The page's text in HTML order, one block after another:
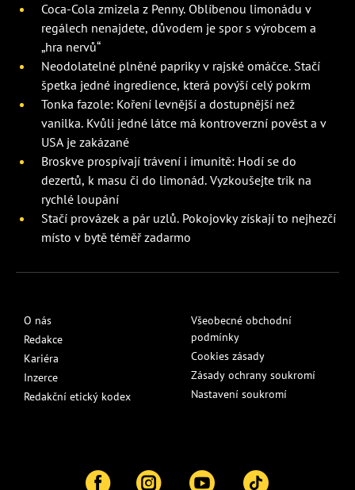
Coca-Cola zmizela z Penny. Oblíbenou limonádu v
regálech nenajdete, důvodem je spor s výrobcem a
„hra nervů“
Neodolatelné plněné papriky v rajské omáčce. Stačí
špetka jedné ingredience, která povýší celý pokrm
Tonka fazole: Koření levnější a dostupnější než
vanilka. Kvůli jedné látce má kontroverzní pověst a v
USA je zakázané
Broskve prospívají trávení i imunitě: Hodí se do
dezertů, k masu či do limonád. Vyzkoušejte trik na
rychlé loupání
Stačí provázek a pár uzlů. Pokojovky získají to nejhezčí
místo v bytě téměř zadarmo
O nás
Redakce
Kariéra
Inzerce
Redakční etický kodex
Všeobecné obchodní
podmínky
Cookies zásady
Zásady ochrany soukromí
Nastavení soukromí